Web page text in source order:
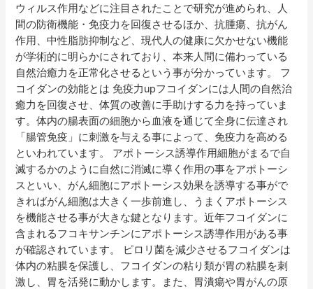
ウィルス作用などに注目されたことで研究が進められ、人
間の防衛機能・免疫力を回復させるほか、抗腫瘍、抗がん
作用、中性脂肪抑制など、現代人の健康に欠かせない機能
が学術的に明らかにされており、本来人間に備わっている
自然治癒力を正常化させるという事が分かっています。 フ
コイダンの効能とは 免疫力upフコイダンには人間の自然治
癒力を回復させ、体質の改善に手助けする力を持っていま
す。体内の腸表面の細胞から血液を通じて全身に伝達され
「腸管免疫」に刺激を与える事によって、免疫力を高める
といわれています。 アポトーシス誘導作用細胞がまるで自
滅するかのように自然に消滅に導く作用の事をアポトーシ
スといい、がん細胞にアポトーシス効果を誘導する事がで
きればがん細胞は大きく一歩前進し、うまくアポトーシス
を機能させる事が大きな鍵となります。近年フコイダンに
含まれるフコキサンチンにアポトーシス誘導作用がある事
が確認されています。 ピロリ菌を減少させるフコイダンは
体内の粘膜を保護し、フコイダンの粘り類が胃の粘膜を刺
激し、胃を活発に動かします。また、胃潰瘍や胃がんの原